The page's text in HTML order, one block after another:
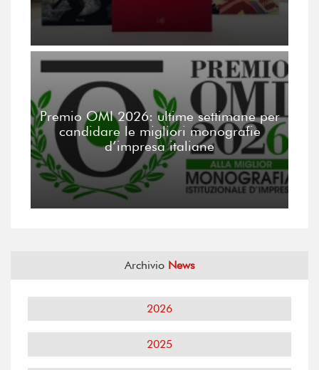
Premio OMI 2026: ultime settimane per
candidare le migliori monografie
d’impresa italiane
Archivio News
2026
2025